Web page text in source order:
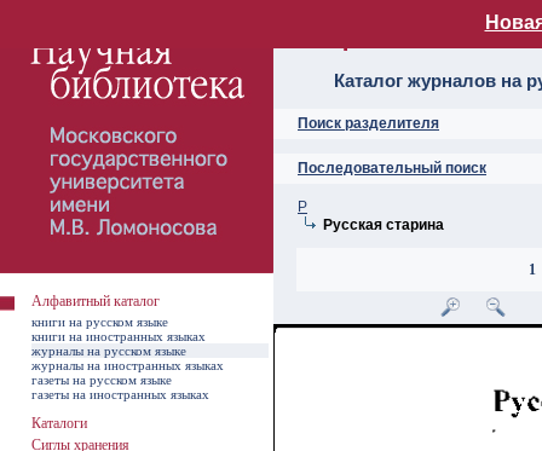
Алфавитный
Каталог журналов на
Поиск разделителя
Последовательный поиск
Р
Русская старина
1
Алфавитный каталог
книги на русском языке
книги на иностранных языках
журналы на русском языке
журналы на иностранных языках
газеты на русском языке
газеты на иностранных языках
Каталоги
Сиглы хранения